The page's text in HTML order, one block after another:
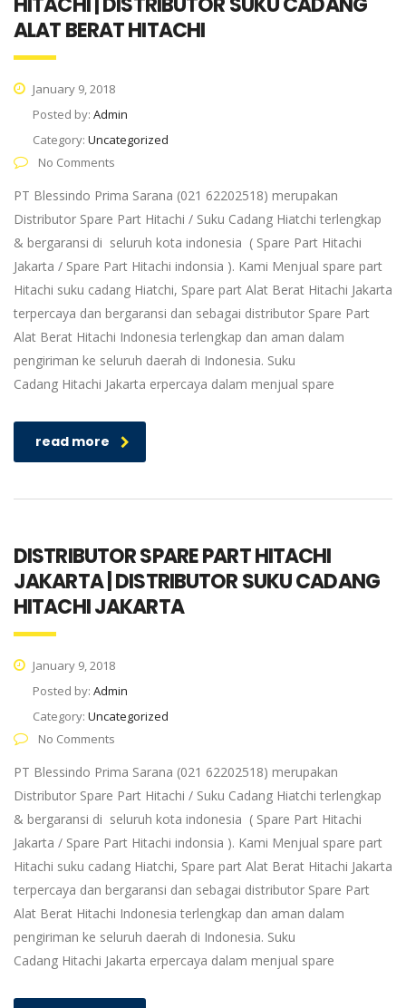
ALAT BERAT HITACHI
January 9, 2018
Posted by: Admin
Category: Uncategorized
No Comments
PT Blessindo Prima Sarana (021 62202518) merupakan
Distributor Spare Part Hitachi / Suku Cadang Hiatchi terlengkap
& bergaransi di seluruh kota indonesia ( Spare Part Hitachi
Jakarta / Spare Part Hitachi indonsia ). Kami Menjual spare part
Hitachi suku cadang Hiatchi, Spare part Alat Berat Hitachi Jakarta
terpercaya dan bergaransi dan sebagai distributor Spare Part
Alat Berat Hitachi Indonesia terlengkap dan aman dalam
pengiriman ke seluruh daerah di Indonesia. Suku
Cadang Hitachi Jakarta erpercaya dalam menjual spare
read more
DISTRIBUTOR SPARE PART HITACHI
JAKARTA | DISTRIBUTOR SUKU CADANG
HITACHI JAKARTA
January 9, 2018
Posted by: Admin
Category: Uncategorized
No Comments
PT Blessindo Prima Sarana (021 62202518) merupakan
Distributor Spare Part Hitachi / Suku Cadang Hiatchi terlengkap
& bergaransi di seluruh kota indonesia ( Spare Part Hitachi
Jakarta / Spare Part Hitachi indonsia ). Kami Menjual spare part
Hitachi suku cadang Hiatchi, Spare part Alat Berat Hitachi Jakarta
terpercaya dan bergaransi dan sebagai distributor Spare Part
Alat Berat Hitachi Indonesia terlengkap dan aman dalam
pengiriman ke seluruh daerah di Indonesia. Suku
Cadang Hitachi Jakarta erpercaya dalam menjual spare